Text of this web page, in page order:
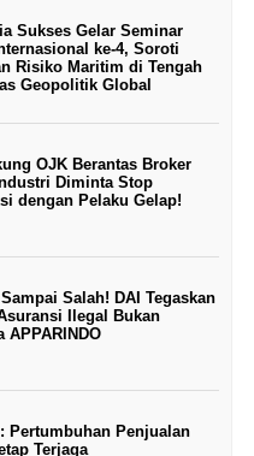
Sukses Gelar Seminar
ke-4, Soroti
Risiko Maritim di Tengah
Geopolitik Global
OJK Berantas Broker
Diminta Stop
dengan Pelaku Gelap!
Salah! DAI Tegaskan
Ilegal Bukan
APPARINDO
Pertumbuhan Penjualan
Terjaga